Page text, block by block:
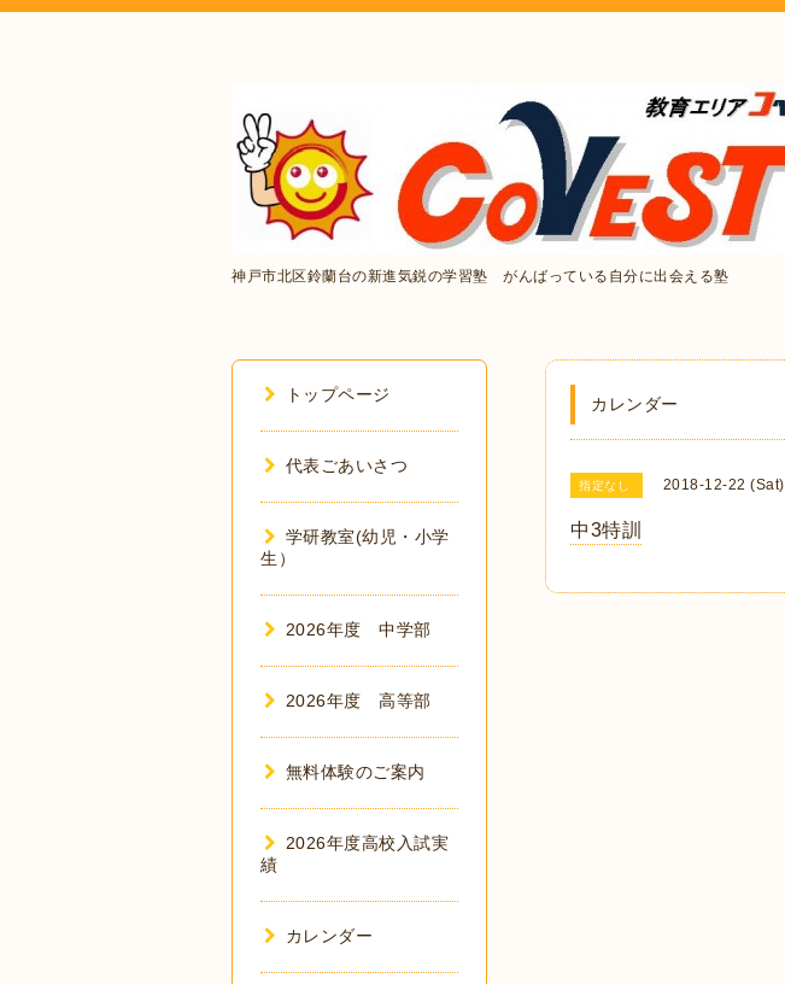
神戸市北区鈴蘭台の新進気鋭の学習塾 がんばっている自分に出会える塾
カレンダー
指定なし 2018-12-22 (Sat)
中3特訓
トップページ
代表ごあいさつ
学研教室(幼児・小学
生）
2026年度 中学部
2026年度 高等部
無料体験のご案内
2026年度高校入試実
績
カレンダー